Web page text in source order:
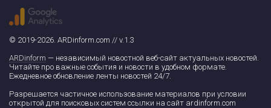
© 2019-2026. ARDinform.com // v.1.3
ARDinform — независимый новостной веб-сайт актуальных новостей.
Читайте про важные события и новости в удобном формате.
Ежедневное обновление ленты новостей 24/7.
Разрешается частичное использование материалов при условии
открытой для поисковых систем ссылки на сайт ardinform.com